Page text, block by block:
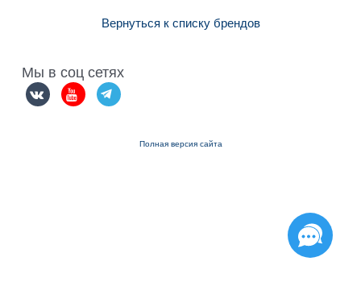
Вернуться к списку брендов
Мы в соц сетях
Полная версия сайта